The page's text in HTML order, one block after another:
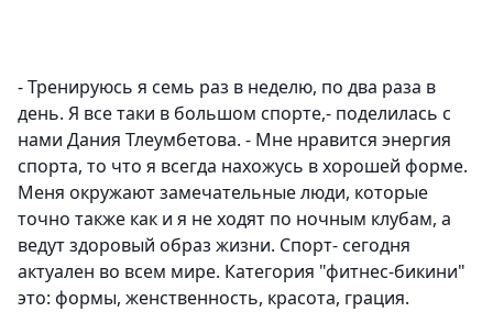
- Тренируюсь я семь раз в неделю, по два раза в
день. Я все таки в большом спорте,- поделилась с
нами Дания Тлеумбетова. - Мне нравится энергия
спорта, то что я всегда нахожусь в хорошей форме.
Меня окружают замечательные люди, которые
точно также как и я не ходят по ночным клубам, а
ведут здоровый образ жизни. Спорт- сегодня
актуален во всем мире. Категория "фитнес-бикини"
это: формы, женственность, красота, грация.